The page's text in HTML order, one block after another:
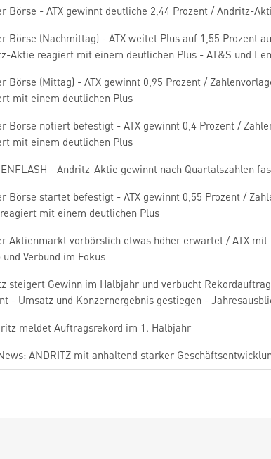
Börse - ATX gewinnt deutliche 2,44 Prozent / Andritz-
Börse (Nachmittag) - ATX weitet Plus auf 1,55 Prozent
Aktie reagiert mit einem deutlichen Plus - AT&S und
Börse (Mittag) - ATX gewinnt 0,95 Prozent /
mit einem deutlichen Plus
Börse notiert befestigt - ATX gewinnt 0,4 Prozent /
mit einem deutlichen Plus
- Andritz-Aktie gewinnt nach Quartalszahlen
Börse startet befestigt - ATX gewinnt 0,55 Prozent /
mit einem deutlichen Plus
Aktienmarkt vorbörslich etwas höher erwartet / ATX
und Verbund im Fokus
steigert Gewinn im Halbjahr und verbucht
- Umsatz und Konzernergebnis gestiegen -
meldet Auftragsrekord im 1. Halbjahr
ANDRITZ mit anhaltend starker